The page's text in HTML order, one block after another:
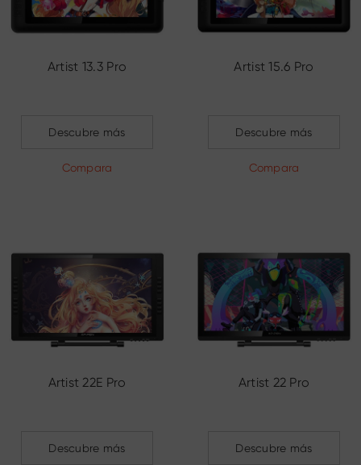
Artist 13.3 Pro
Descubre más
Compara
Artist 15.6 Pro
Descubre más
Compara
Artist 22E Pro
Descubre más
Artist 22 Pro
Descubre más